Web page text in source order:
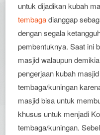
untuk dijadikan kubah
tembagadianggap
dengan segala
pembentuknya. Saat ini
masjid walaupun
pengerjaan kubah
tembaga/kuningan
masjid bisa untuk
khusus untuk menjadi
tembaga/kuningan.